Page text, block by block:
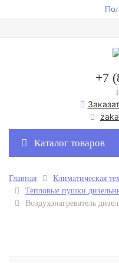
+7
Каталог товаров
Главная Климатическая
Тепловые пушки
Воздухонагреватель